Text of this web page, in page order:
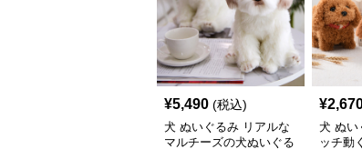
¥5,490 (税込)
犬 ぬいぐるみ リアルな
マルチーズの犬ぬいぐる
¥
犬 ぬい
ッチ動